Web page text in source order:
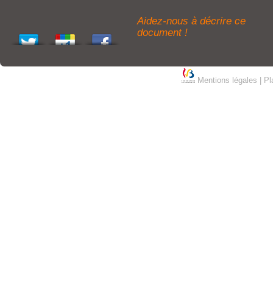
Aidez-nous à décrire ce
document !
Mentions légales